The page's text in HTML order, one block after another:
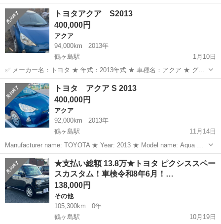
しておりますので、気にせずお気軽にお問い合わせください😊 ◆出品
番号◆ M6A1418 ◆支払い総額◆ 32.8万円 ローン可能！ 提携ローン会
社による審査...
埼玉 川越市 鶴ヶ島駅
トヨタアクア S2013
400,000円
アクア
94,000km
2013年
鶴ヶ島駅
1月10日
✅ メーカー名：トヨタ ★ 年式：2013年式 ★ 車種名：アクア ★ グレ
ード：S ★ 車検：2027年11月 ★ 走行距離：94,000km ★ 排気量：
1500cc ★ プッシュスタート ★ スマートキー ★ ナビゲー...
埼玉 坂戸市 鶴ヶ島駅 アクア トヨタアクア
トヨタ アクア S 2013
400,000円
アクア
92,000km
2013年
鶴ヶ島駅
11月14日
Manufacturer name: TOYOTA ★ Year: 2013 ★ Model name: Aqua ★
Grade : S ★ Shaken : 2027/11 ★ Mileage 94000 KM...
埼玉 坂戸市 鶴ヶ島駅 アクア 走行距離
★支払い総額 13.8万★トヨタ ピクシススペー
スカスタム！車検令和8年6月！…
138,000円
その他
105,300km
0年
鶴ヶ島駅
10月19日